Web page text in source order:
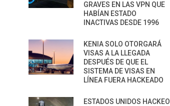
GRAVES EN LAS VPN QUE
HABÍAN ESTADO
INACTIVAS DESDE 1996
KENIA SOLO OTORGARÁ
VISAS A LA LLEGADA
DESPUÉS DE QUE EL
SISTEMA DE VISAS EN
LÍNEA FUERA HACKEADO
ESTADOS UNIDOS HACKEO